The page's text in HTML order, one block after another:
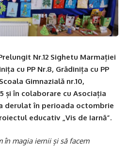
Nr.12 Sighetu Marmației
cu PP Nr.8, Grădinița cu PP
Gimnazială nr.10,
și în colaborare cu Asociația
derulat în perioada octombrie
educativ „Vis de Iarnă”.
în magia iernii și să facem